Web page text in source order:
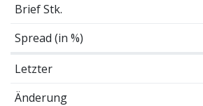
Brief Stk.
Spread (in %)
Letzter
Änderung